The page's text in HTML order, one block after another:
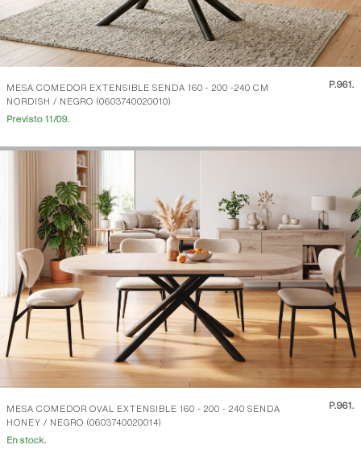
MESA COMEDOR EXTENSIBLE SENDA 160 - 200 -240 CM
NORDISH / NEGRO (0603740020010)
P.961.
Previsto 11/09.
MESA COMEDOR OVAL EXTENSIBLE 160 - 200 - 240 SENDA
HONEY / NEGRO (0603740020014)
P.961.
En stock.